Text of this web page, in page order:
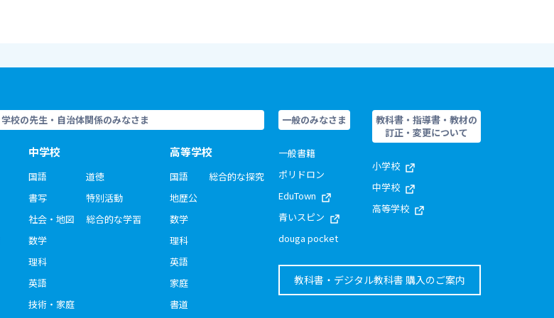
学校の先生・自治体関係のみなさま
中学校
国語
書写
社会・地図
数学
理科
英語
技術・家庭
道徳
特別活動
総合的な学習
高等学校
国語
地歴公
数学
理科
英語
家庭
書道
総合的な探究
一般のみなさま
一般書籍
ポリドロン
EduTown
青いスピン
douga pocket
教科書・指導書・教材の
訂正・変更について
小学校
中学校
高等学校
教科書・デジタル教科書 購入のご案内